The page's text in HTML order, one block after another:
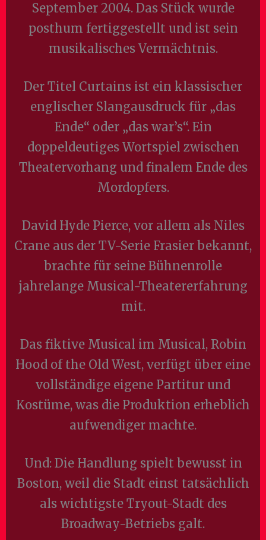
September 2004. Das Stück wurde
posthum fertiggestellt und ist sein
musikalisches Vermächtnis.
Der Titel Curtains ist ein klassischer
englischer Slangausdruck für „das
Ende“ oder „das war’s“. Ein
doppeldeutiges Wortspiel zwischen
Theatervorhang und finalem Ende des
Mordopfers.
David Hyde Pierce, vor allem als Niles
Crane aus der TV-Serie Frasier bekannt,
brachte für seine Bühnenrolle
jahrelange Musical-Theatererfahrung
mit.
Das fiktive Musical im Musical, Robin
Hood of the Old West, verfügt über eine
vollständige eigene Partitur und
Kostüme, was die Produktion erheblich
aufwendiger machte.
Und: Die Handlung spielt bewusst in
Boston, weil die Stadt einst tatsächlich
als wichtigste Tryout-Stadt des
Broadway-Betriebs galt.